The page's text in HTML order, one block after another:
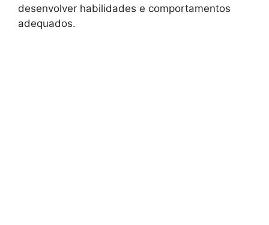
desenvolver habilidades e comportamentos
adequados.